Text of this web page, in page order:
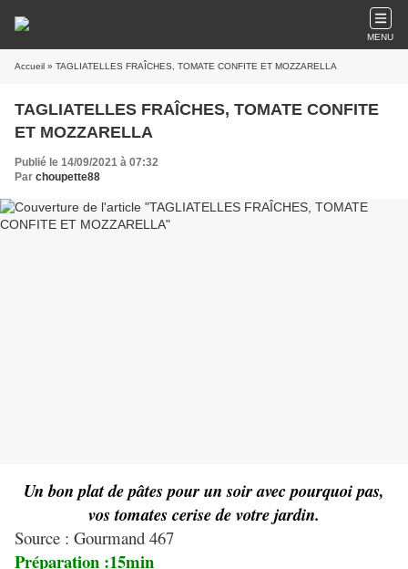
MENU
Accueil » TAGLIATELLES FRAÎCHES, TOMATE CONFITE ET MOZZARELLA
TAGLIATELLES FRAÎCHES, TOMATE CONFITE
ET MOZZARELLA
Publié le 14/09/2021 à 07:32
Par choupette88
Un bon plat de pâtes pour un soir avec pourquoi pas,
vos tomates cerise de votre jardin.
Source : Gourmand 467
Préparation :15min